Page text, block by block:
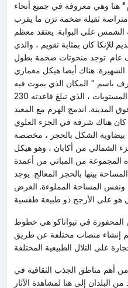
هنا وهي معروفة في جميع أنحاء
متراصة ثقيلة ضخمة تزن ما يقرب
الشمس على البوابة. يعتقد معظم
للإنكا كان بمثابة تقويم ، والذي
أن يستمر لمدة 21 ألف عام. توجد منحوتات ضخمة بطول
الشهيرة. هناك أيضا هيكل معماري
باسم " المكان الذي يموت فيه
الناس."هذا الهيكل المتدرج متعدد المستويات ، الذي تبلغ قاعدته 230
ارتفاعه 15 مترا فوق المدينة. اندمج الهرم مع المعبد
هناك شرفة في الجزء العلوي
الشكل بالحجر ، مخصصة
الشمالي من أكابان ، وهو هيكل
المجموعة من المباني من أعمدة
بينها بالحجر المعالج. يوجد
المساحة المملوءة. الغرض
المحفورة في تيواناكو هي خطوط
إنشاء منصات مختلفة عن طريق
من أهم مناطق الجذب الثقافية في
من البلدان إلى هنا لمشاهدة الآثار